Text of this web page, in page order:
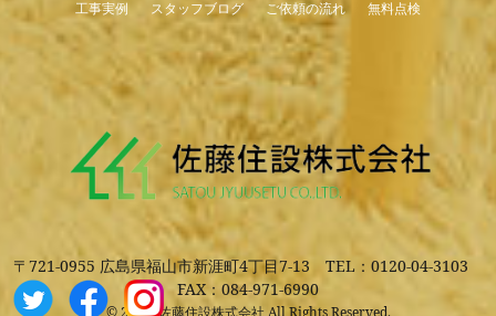
工事実例 スタッフブログ ご依頼の流れ 無料点検
〒721-0955 広島県福山市新涯町4丁目7-13 TEL：0120-04-3103
FAX：084-971-6990
© 2026. 佐藤住設株式会社 All Rights Reserved.